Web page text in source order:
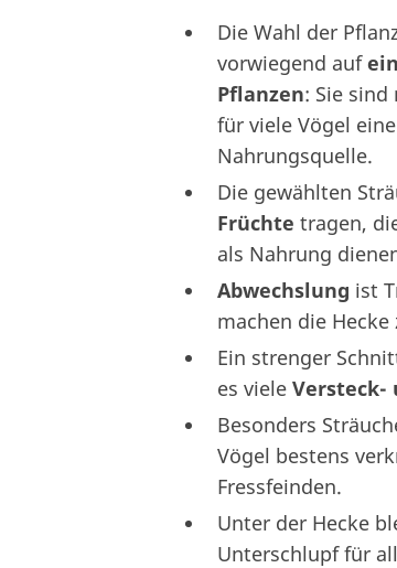
Die Wahl der
vorwiegend auf
Pflanzen: Sie
für viele Vögel
Nahrungsquelle.
Die gewählten
Früchte tragen,
als Nahrung
Abwechslung ist
machen die
Ein strenger
es viele Versteck-
Besonders
Vögel bestens
Fressfeinden.
Unter der Hecke
Unterschlupf für